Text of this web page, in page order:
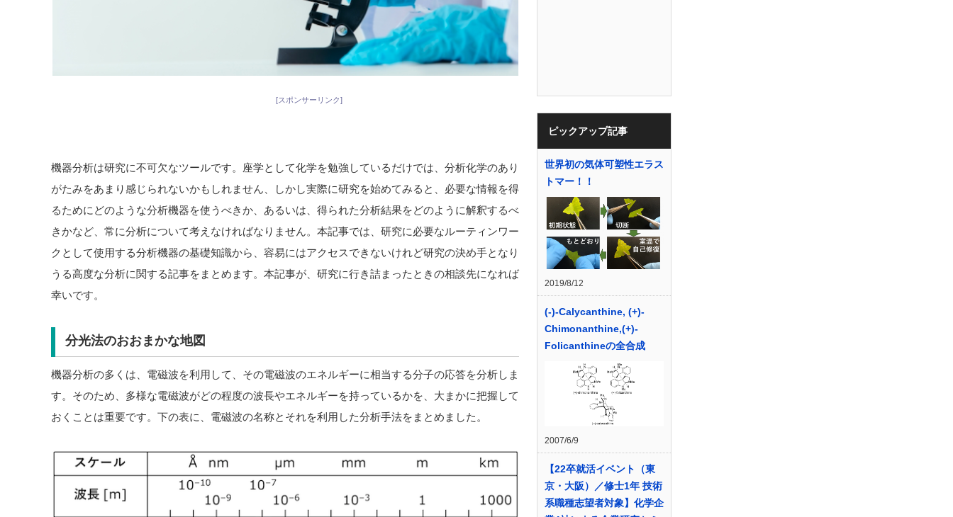
[スポンサーリンク]
機器分析は研究に不可欠なツールです。座学として化学を勉強しているだけでは、分析化学のあり
がたみをあまり感じられないかもしれません、しかし実際に研究を始めてみると、必要な情報を得
るためにどのような分析機器を使うべきか、あるいは、得られた分析結果をどのように解釈するべ
きかなど、常に分析について考えなければなりません。本記事では、研究に必要なルーティンワー
クとして使用する分析機器の基礎知識から、容易にはアクセスできないけれど研究の決め手となり
うる高度な分析に関する記事をまとめます。本記事が、研究に行き詰まったときの相談先になれば
幸いです。
分光法のおおまかな地図
機器分析の多くは、電磁波を利用して、その電磁波のエネルギーに相当する分子の応答を分析しま
す。そのため、多様な電磁波がどの程度の波長やエネルギーを持っているかを、大まかに把握して
おくことは重要です。下の表に、電磁波の名称とそれを利用した分析手法をまとめました。
ピックアップ記事
世界初の気体可塑性エラス
トマー！！
2019/8/12
(-)-Calycanthine, (+)-
Chimonanthine,(+)-
Folicanthineの全合成
2007/6/9
【22卒就活イベント（東
京・大阪）／修士1年 技術
系職種志望者対象】化学企